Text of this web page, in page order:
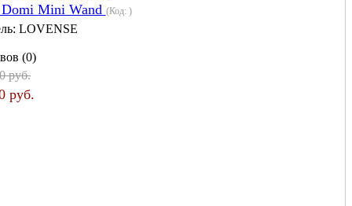
Mini Wand (Код: )
LOVENSE
(0)
руб.
руб.